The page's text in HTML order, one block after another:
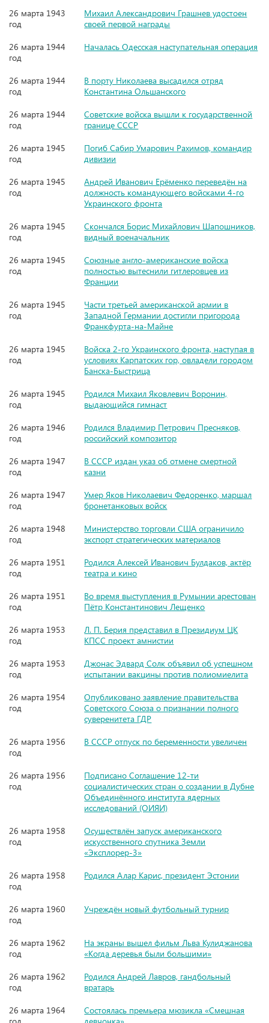
26 марта 1943
год
Михаил Александрович Грашнев удостоен
своей первой награды
26 марта 1944
год
Началась Одесская наступательная операция
26 марта 1944
год
В порту Николаева высадился отряд
Константина Ольшанского
26 марта 1944
год
Советские войска вышли к государственной
границе СССР
26 марта 1945
год
Погиб Сабир Умарович Рахимов, командир
дивизии
26 марта 1945
год
Андрей Иванович Ерёменко переведён на
должность командующего войсками 4-го
Украинского фронта
26 марта 1945
год
Скончался Борис Михайлович Шапошников,
видный военачальник
26 марта 1945
год
Союзные англо-американские войска
полностью вытеснили гитлеровцев из
Франции
26 марта 1945
год
Части третьей американской армии в
Западной Германии достигли пригорода
Франкфурта-на-Майне
26 марта 1945
год
Войска 2-го Украинского фронта, наступая в
условиях Карпатских гор, овладели городом
Банска-Быстрица
26 марта 1945
год
Родился Михаил Яковлевич Воронин,
выдающийся гимнаст
26 марта 1946
год
Родился Владимир Петрович Пресняков,
российский композитор
26 марта 1947
год
В СССР издан указ об отмене смертной
казни
26 марта 1947
год
Умер Яков Николаевич Федоренко, маршал
бронетанковых войск
26 марта 1948
год
Министерство торговли США ограничило
экспорт стратегических материалов
26 марта 1951
год
Родился Алексей Иванович Булдаков, актёр
театра и кино
26 марта 1951
год
Во время выступления в Румынии арестован
Пётр Константинович Лещенко
26 марта 1953
год
Л. П. Берия представил в Президиум ЦК
КПСС проект амнистии
26 марта 1953
год
Джонас Эдвард Солк объявил об успешном
испытании вакцины против полиомиелита
26 марта 1954
год
Опубликовано заявление правительства
Советского Союза о признании полного
суверенитета ГДР
26 марта 1956
год
В СССР отпуск по беременности увеличен
26 марта 1956
год
Подписано Соглашение 12-ти
социалистических стран о создании в Дубне
Объединённого института ядерных
исследований (ОИЯИ)
26 марта 1958
год
Осуществлён запуск американского
искусственного спутника Земли
«Эксплорер-3»
26 марта 1958
год
Родился Алар Карис, президент Эстонии
26 марта 1960
год
Учреждён новый футбольный турнир
26 марта 1962
год
На экраны вышел фильм Льва Кулиджанова
«Когда деревья были большими»
26 марта 1962
год
Родился Андрей Лавров, гандбольный
вратарь
26 марта 1964
Состоялась премьера мюзикла «Смешная